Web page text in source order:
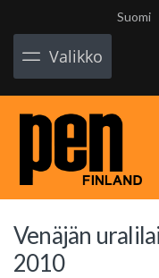
Suomi
Valikko
Venäjän
2010